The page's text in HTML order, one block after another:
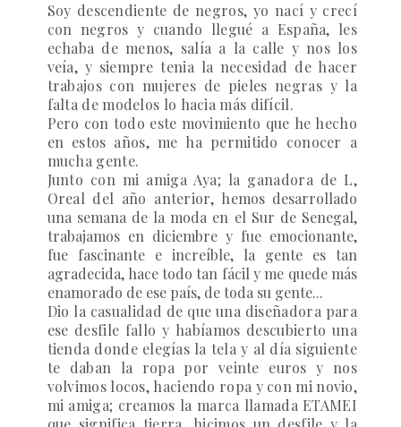
Soy descendiente de negros, yo nací y crecí
con negros y cuando llegué a España, les
echaba de menos, salía a la calle y nos los
veía, y siempre tenia la necesidad de hacer
trabajos con mujeres de pieles negras y la
falta de modelos lo hacia más difícil.
Pero con todo este movimiento que he hecho
en estos años, me ha permitido conocer a
mucha gente.
Junto con mi amiga Aya; la ganadora de L,
Oreal del año anterior, hemos desarrollado
una semana de la moda en el Sur de Senegal,
trabajamos en diciembre y fue emocionante,
fue fascinante e increíble, la gente es tan
agradecida, hace todo tan fácil y me quede más
enamorado de ese país, de toda su gente...
Dio la casualidad de que una diseñadora para
ese desfile fallo y habíamos descubierto una
tienda donde elegías la tela y al día siguiente
te daban la ropa por veinte euros y nos
volvimos locos, haciendo ropa y con mi novio,
mi amiga; creamos la marca llamada ETAMEI